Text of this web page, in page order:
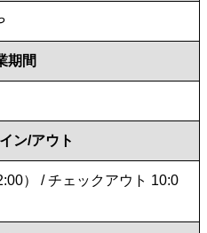
期間
ン/アウト
） / チェックアウト 10:0